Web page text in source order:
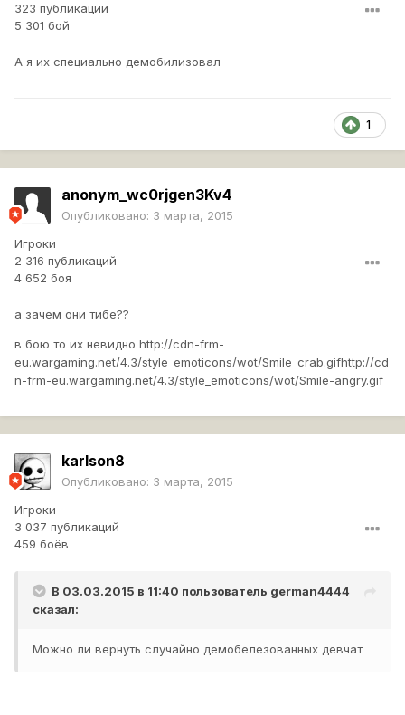
323 публикации
5 301 бой
А я их специально демобилизовал
1
anonym_wc0rjgen3Kv4
Опубликовано: 3 марта, 2015
Игроки
2 316 публикаций
4 652 боя
а зачем они тибе??
в бою то их невидно http://cdn-frm-
eu.wargaming.net/4.3/style_emoticons/wot/Smile_crab.gifhttp://cd
n-frm-eu.wargaming.net/4.3/style_emoticons/wot/Smile-angry.gif
karlson8
Опубликовано: 3 марта, 2015
Игроки
3 037 публикаций
459 боёв
В 03.03.2015 в 11:40 пользователь german4444
сказал:
Можно ли вернуть случайно демобелезованных девчат